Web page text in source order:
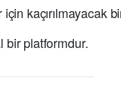
kaçırılmayacak
bir platformdur.